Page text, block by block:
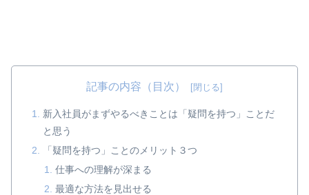
記事の内容（目次）
新入社員がまずやるべきことは「疑問を持つ」ことだ
と思う
「疑問を持つ」ことのメリット３つ
仕事への理解が深まる
最適な方法を見出せる